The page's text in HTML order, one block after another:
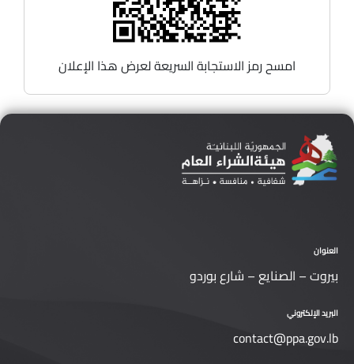
امسح رمز الاستجابة السريعة لعرض هذا الإعلان
العنوان
بيروت – الصنايع – شارع بوردو
البريد الإلكتروني
contact@ppa.gov.lb